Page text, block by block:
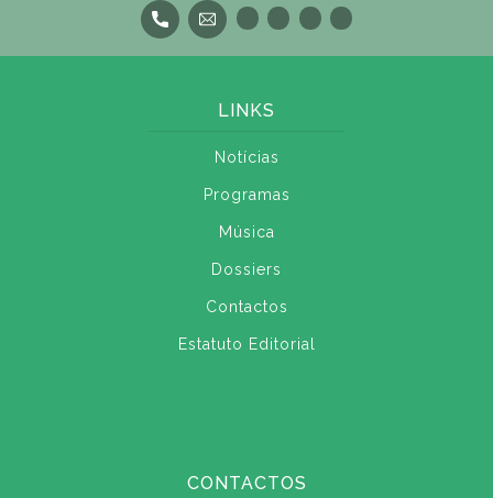
LINKS
Notícias
Programas
Música
Dossiers
Contactos
Estatuto Editorial
CONTACTOS